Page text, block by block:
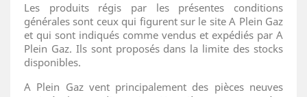
Les produits régis par les présentes conditions
générales sont ceux qui figurent sur le site A Plein Gaz
et qui sont indiqués comme vendus et expédiés par A
Plein Gaz. Ils sont proposés dans la limite des stocks
disponibles.
A Plein Gaz vent principalement des pièces neuves